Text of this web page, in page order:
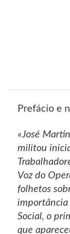
Prefácio e
«José
militou
Voz do
folhetos
importância
Social, o
que